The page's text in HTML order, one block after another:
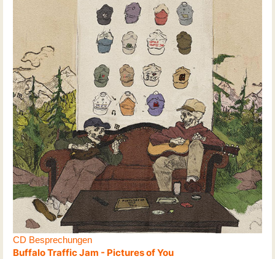
CD Besprechungen
Buffalo Traffic Jam - Pictures of You